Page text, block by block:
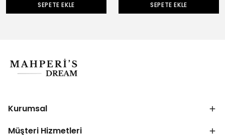
SEPETE EKLE SEPETE EKLE
Kurumsal
Müşteri Hizmetleri